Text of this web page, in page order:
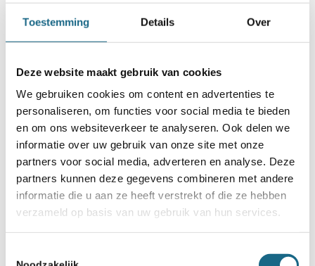
Toestemming Details Over
Deze website maakt gebruik van cookies
We gebruiken cookies om content en advertenties te
personaliseren, om functies voor social media te bieden
en om ons websiteverkeer te analyseren. Ook delen we
informatie over uw gebruik van onze site met onze
partners voor social media, adverteren en analyse. Deze
partners kunnen deze gegevens combineren met andere
informatie die u aan ze heeft verstrekt of die ze hebben
verzameld op basis van uw gebruik van hun services.
9
3D
4
Ruud Janssen
De Toren Arnhem
8